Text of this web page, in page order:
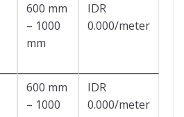
600 mm
– 1000
mm
IDR
0.000/meter
600 mm
– 1000
IDR
0.000/meter